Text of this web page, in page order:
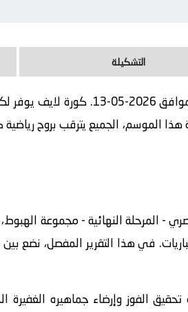
التشكيلة
مباراة الاتحاد السكندري و طلائع الجيش
الموسم، الجميع يترقب بروح رياضية
المرحلة النهائية - مجموعة الهبوط،
في هذا التقرير المفصل، نضع
الفوز وإرضاء جماهيره الغفيرة